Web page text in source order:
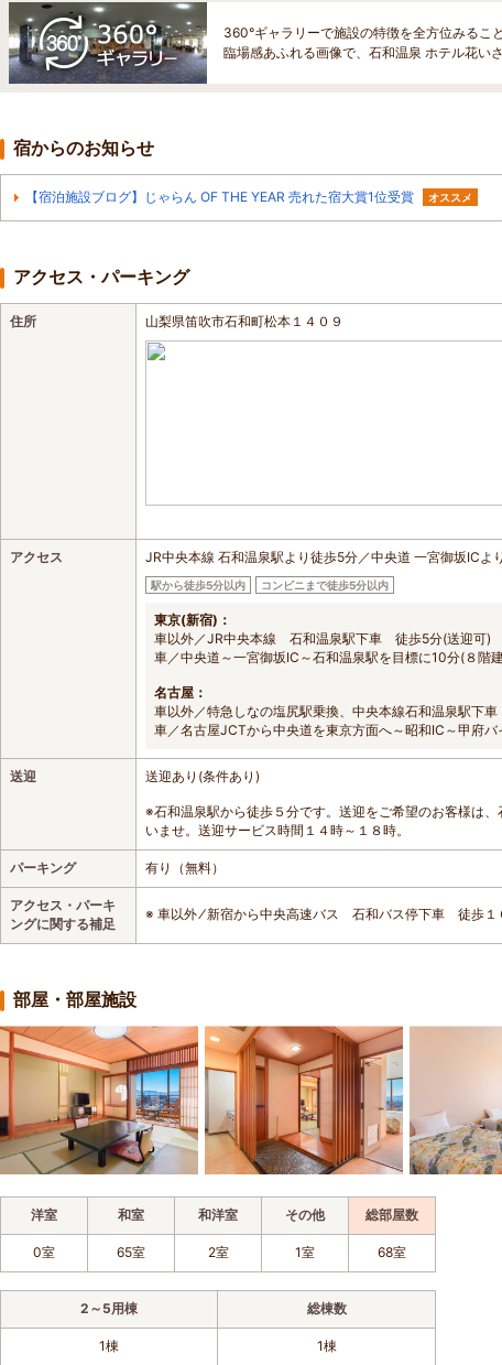
360°ギャラリーで施設の特徴を全方位みるこ
臨場感あふれる画像で、石和温泉 ホテル花い
宿からのお知らせ
【宿泊施設ブログ】じゃらん OF THE YEAR 売れた宿大賞1位受賞 オススメ
アクセス・パーキング
住所 山梨県笛吹市石和町松本１４０９
アクセス JR中央本線 石和温泉駅より徒歩5分／中央道 一宮御坂IC
駅から徒歩5分以内 コンビニまで徒歩5分以内
東京(新宿)：
車以外／JR中央本線 石和温泉駅下車 徒歩5分(送迎可)
車／中央道～一宮御坂IC～石和温泉駅を目標に10分(８階
名古屋：
車以外／特急しなの塩尻駅乗換、中央本線石和温泉駅下車
車／名古屋JCTから中央道を東京方面へ～昭和IC～甲府
送迎 送迎あり(条件あり)
※石和温泉駅から徒歩５分です。送迎をご希望のお客様は
いませ。送迎サービス時間１４時～１８時。
パーキング 有り（無料）
アクセス・パーキ
ングに関する補足
※ 車以外 ⁄ 新宿から中央高速バス 石和バス停下車 徒歩１
部屋・部屋施設
洋室 和室 和洋室 その他 総部屋数
0室 65室 2室 1室 68室
2～5用棟 総棟数
1棟 1棟